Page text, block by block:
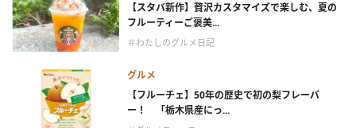
【スタバ新作】贅沢カスタマイズで楽しむ、夏の
フルーティーご褒美...
＃わたしのグルメ日記
グルメ
【フルーチェ】50年の歴史で初の梨フレーバ
ー！ 「栃木県産にっ...